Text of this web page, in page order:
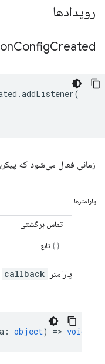
رویدادها
onConfigCreated
.addListener(
زمانی فعال می‌شود که
پارامترها
تماس برگشتی
تابع
پارامتر callback
: object) => void